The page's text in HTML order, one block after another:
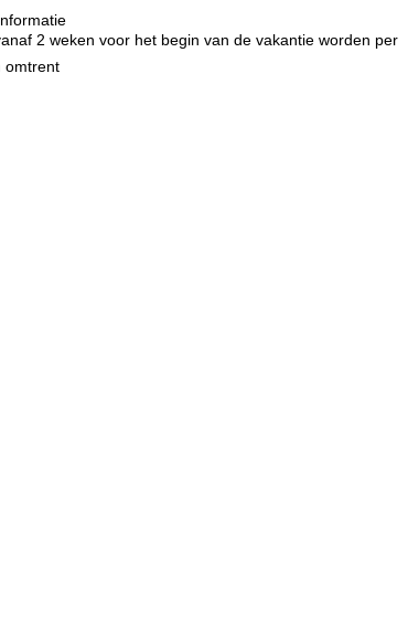
omtrent
2 weken voor het begin van de vakantie worden per